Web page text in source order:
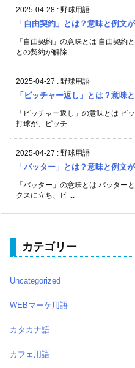
2025-04-28 : 野球用語
「自由契約」とは？意味と例文
「自由契約」の意味とは 自由契約
との契約が解除 ...
2025-04-27 : 野球用語
「ピッチャー返し」とは？意味
「ピッチャー返し」の意味とは ピ
打球が、ピッチ ...
2025-04-27 : 野球用語
「バッター」とは？意味と例文
「バッター」の意味とは バッター
クスに立ち、ピ ...
カテゴリー
Uncategorized
WEBマーケ用語
カタカナ語
カフェ用語